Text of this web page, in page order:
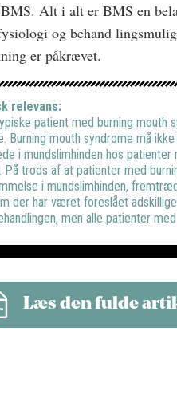
Alt i alt er BMS en
og behand­
er påkrævet.
relevans:
patient med burning mouth
Burning mouth syndrome må
i mundslimhinden hos
På trods af at patienter med
i mundslimhinden,
der har været foreslået
men alle patienter
Læs den fulde